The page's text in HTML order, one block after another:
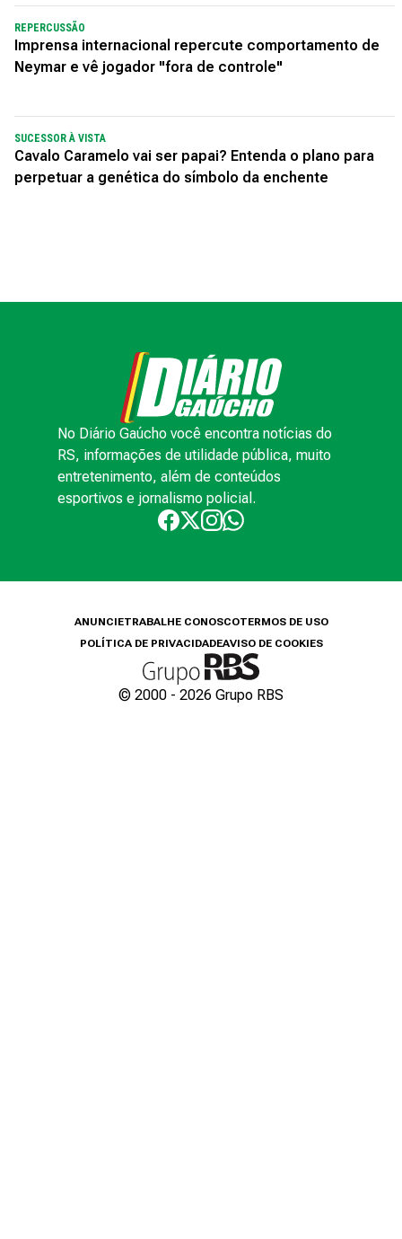
REPERCUSSÃO
Imprensa internacional repercute comportamento de
Neymar e vê jogador "fora de controle"
SUCESSOR À VISTA
Cavalo Caramelo vai ser papai? Entenda o plano para
perpetuar a genética do símbolo da enchente
No Diário Gaúcho você encontra notícias do
RS, informações de utilidade pública, muito
entretenimento, além de conteúdos
esportivos e jornalismo policial.
ANUNCIETRABALHE CONOSCOTERMOS DE USO
POLÍTICA DE PRIVACIDADEAVISO DE COOKIES
© 2000 - 2026 Grupo RBS